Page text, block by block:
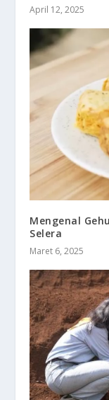
April 12, 2025
Mengenal
Selera
Maret 6, 2025